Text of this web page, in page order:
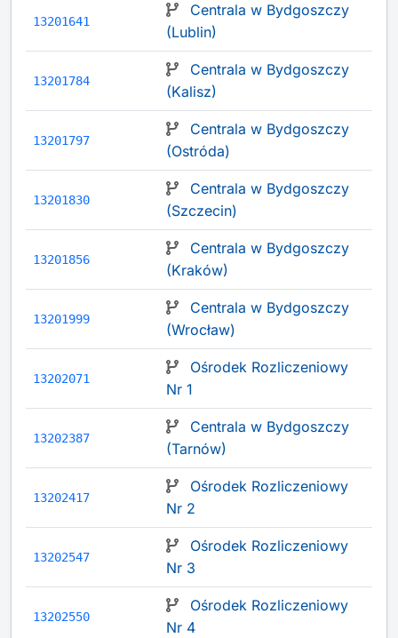
13201641
Centrala w Bydgoszczy
(Lublin)
13201784
Centrala w Bydgoszczy
(Kalisz)
13201797
Centrala w Bydgoszczy
(Ostróda)
13201830
Centrala w Bydgoszczy
(Szczecin)
13201856
Centrala w Bydgoszczy
(Kraków)
13201999
Centrala w Bydgoszczy
(Wrocław)
13202071
Ośrodek Rozliczeniowy
Nr 1
13202387
Centrala w Bydgoszczy
(Tarnów)
13202417
Ośrodek Rozliczeniowy
Nr 2
13202547
Ośrodek Rozliczeniowy
Nr 3
13202550
Ośrodek Rozliczeniowy
Nr 4